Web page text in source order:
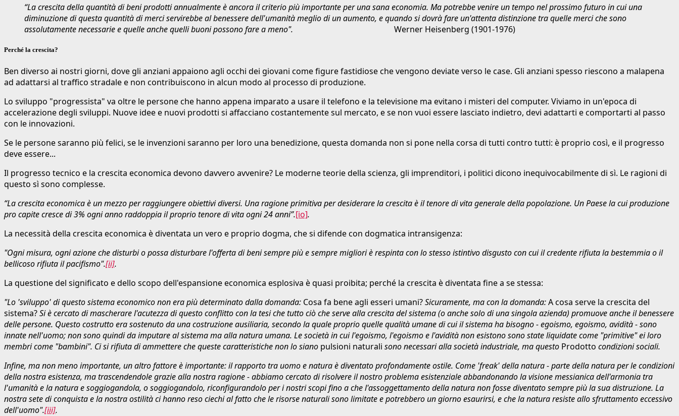
“La crescita della quantità di beni prodotti annualmente è ancora il criterio più importante per una sana economia. Ma potrebbe venire un tempo nel prossimo futuro in cui una
diminuzione di questa quantità di merci servirebbe al benessere dell'umanità meglio di un aumento, e quando si dovrà fare un'attenta distinzione tra quelle merci che sono
assolutamente necessarie e quelle anche quelli buoni possono fare a meno". Werner Heisenberg (1901-1976)
Perché la crescita?
Ben diverso ai nostri giorni, dove gli anziani appaiono agli occhi dei giovani come figure fastidiose che vengono deviate verso le case. Gli anziani spesso riescono a malapena
ad adattarsi al traffico stradale e non contribuiscono in alcun modo al processo di produzione.
Lo sviluppo "progressista" va oltre le persone che hanno appena imparato a usare il telefono e la televisione ma evitano i misteri del computer. Viviamo in un'epoca di
accelerazione degli sviluppi. Nuove idee e nuovi prodotti si affacciano costantemente sul mercato, e se non vuoi essere lasciato indietro, devi adattarti e comportarti al passo
con le innovazioni.
Se le persone saranno più felici, se le invenzioni saranno per loro una benedizione, questa domanda non si pone nella corsa di tutti contro tutti: è proprio così, e il progresso
deve essere...
Il progresso tecnico e la crescita economica devono davvero avvenire? Le moderne teorie della scienza, gli imprenditori, i politici dicono inequivocabilmente di sì. Le ragioni di
questo sì sono complesse.
“La crescita economica è un mezzo per raggiungere obiettivi diversi. Una ragione primitiva per desiderare la crescita è il tenore di vita generale della popolazione. Un Paese la cui produzione
pro capite cresce di 3% ogni anno raddoppia il proprio tenore di vita ogni 24 anni”.[io].
La necessità della crescita economica è diventata un vero e proprio dogma, che si difende con dogmatica intransigenza:
"Ogni misura, ogni azione che disturbi o possa disturbare l'offerta di beni sempre più e sempre migliori è respinta con lo stesso istintivo disgusto con cui il credente rifiuta la bestemmia o il
bellicoso rifiuta il pacifismo".[ii].
La questione del significato e dello scopo dell'espansione economica esplosiva è quasi proibita; perché la crescita è diventata fine a se stessa:
"Lo 'sviluppo' di questo sistema economico non era più determinato dalla domanda: Cosa fa bene agli esseri umani?Sicuramente, ma con la domanda:A cosa serve la crescita del
sistema?Si è cercato di mascherare l'acutezza di questo conflitto con la tesi che tutto ciò che serve alla crescita del sistema (o anche solo di una singola azienda) promuove anche il benessere
delle persone. Questo costrutto era sostenuto da una costruzione ausiliaria, secondo la quale proprio quelle qualità umane di cui il sistema ha bisogno - egoismo, egoismo, avidità - sono
innate nell'uomo; non sono quindi da imputare al sistema ma alla natura umana. Le società in cui l'egoismo, l'egoismo e l'avidità non esistono sono state liquidate come "primitive" ei loro
membri come "bambini". Ci si rifiuta di ammettere che queste caratteristiche non lo siano pulsioni naturali sono necessari alla società industriale, ma questo Prodotto condizioni sociali.
Infine, ma non meno importante, un altro fattore è importante: il rapporto tra uomo e natura è diventato profondamente ostile. Come 'freak' della natura - parte della natura per le condizioni
della nostra esistenza, ma trascendendole grazie alla nostra ragione - abbiamo cercato di risolvere il nostro problema esistenziale abbandonando la visione messianica dell'armonia tra
l'umanità e la natura e soggiogandola, o soggiogandolo, riconfigurandolo per i nostri scopi fino a che l'assoggettamento della natura non fosse diventato sempre più la sua distruzione. La
nostra sete di conquista e la nostra ostilità ci hanno reso ciechi al fatto che le risorse naturali sono limitate e potrebbero un giorno esaurirsi, e che la natura resiste allo sfruttamento eccessivo
dell'uomo".[iii].